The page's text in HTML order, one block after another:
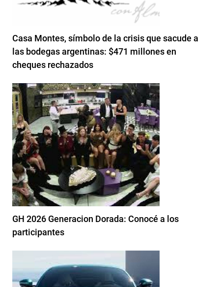
Casa Montes, símbolo de la crisis que sacude a
las bodegas argentinas: $471 millones en
cheques rechazados
GH 2026 Generacion Dorada: Conocé a los
participantes